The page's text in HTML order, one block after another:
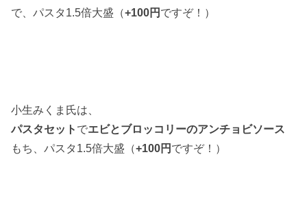
で、パスタ1.5倍大盛（+100円 ですぞ！）
小生みくま氏は、
パスタセット でエビとブロッコリーのアンチョビソース
もち、パスタ1.5倍大盛（+100円 ですぞ！）